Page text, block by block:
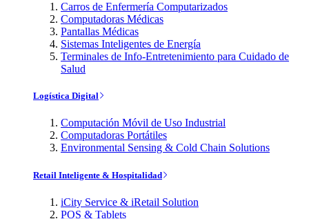
Carros de Enfermería Computarizados
Computadoras Médicas
Pantallas Médicas
Sistemas Inteligentes de Energía
Terminales de Info-Entretenimiento para Cuidado de
Salud
Logística Digital
Computación Móvil de Uso Industrial
Computadoras Portátiles
Environmental Sensing & Cold Chain Solutions
Retail Inteligente & Hospitalidad
iCity Service & iRetail Solution
POS & Tablets